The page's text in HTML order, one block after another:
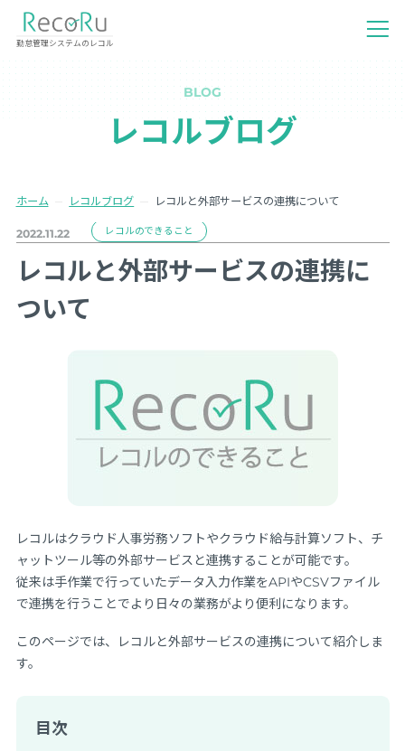
勤怠管理システムのレコル
BLOG
レコルブログ
ホーム レコルブログ レコルと外部サービスの連携について
2022.11.22 レコルのできること
レコルと外部サービスの連携に
ついて
レコルはクラウド人事労務ソフトやクラウド給与計算ソフト、チ
ャットツール等の外部サービスと連携することが可能です。
従来は手作業で行っていたデータ入力作業をAPIやCSVファイル
で連携を行うことでより日々の業務がより便利になります。
このページでは、レコルと外部サービスの連携について紹介しま
す。
目次